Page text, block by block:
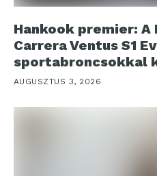
Hankook premier: A
Carrera Ventus S1
sportabroncsokkal
AUGUSZTUS 3, 2026